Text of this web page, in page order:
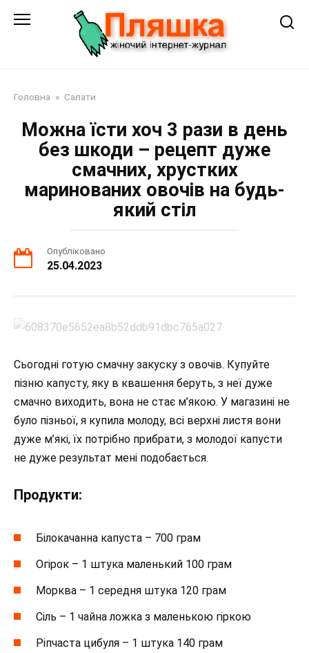
Головна » Салати
Можна їсти хоч 3 рази в день
без шкоди – рецепт дуже
смачних, хрустких
маринованих овочів на будь-
який стіл
Опубліковано
25.04.2023
Сьогодні готую смачну закуску з овочів. Купуйте
пізню капусту, яку в квашення беруть, з неї дуже
смачно виходить, вона не стає м’якою. У магазині не
було пізньої, я купила молоду, всі верхні листя вони
дуже м’які, їх потрібно прибрати, з молодої капусти
не дуже результат мені подобається.
Продукти:
Білокачанна капуста – 700 грам
Огірок – 1 штука маленький 100 грам
Морква – 1 середня штука 120 грам
Сіль – 1 чайна ложка з маленькою гіркою
Ріпчаста цибуля – 1 штука 140 грам